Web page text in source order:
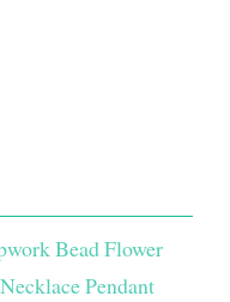
Bead Flower
Pendant